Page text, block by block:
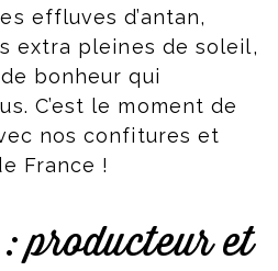
effluves d’antan,
extra pleines de soleil,
bonheur qui
C’est le moment de
nos confitures et
France !
producteur et